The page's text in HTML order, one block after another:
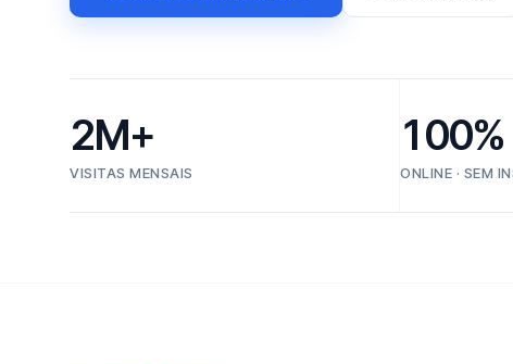
2M+
VISITAS MENSAIS
100%
ONLINE · SEM